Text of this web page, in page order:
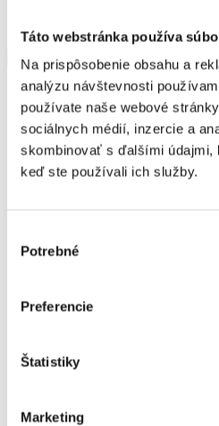
Táto webstránka používa
Na prispôsobenie obsahu a
analýzu návštevnosti
používate naše webové
sociálnych médií, inzercie a
skombinovať s ďalšími údajmi,
keď ste používali ich služby.
súhlasu
Potrebné
Preferencie
Štatistiky
Marketing
Trenčiansky kraj
Zobraziť viac Zobraziť menej
Obec Lazany
| terénna
Druh
sociálne
prepravná služba
skupina
poskytovania
Web